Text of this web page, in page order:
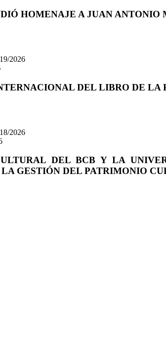
HOMENAJE A JUAN ANTONIO
2026
DEL LIBRO DE
2026
DEL BCB Y LA
GESTIÓN DEL PATRIMONIO